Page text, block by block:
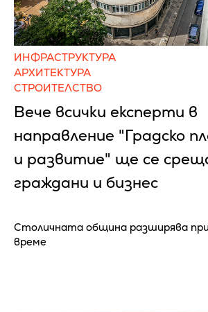
ИНФРАСТРУКТУРА
АРХИТЕКТУРА
СТРОИТЕЛСТВО
Вече всички експерти в
направление "Градско
и развитие" ще се
граждани и бизнес
Столичната община разширява
време